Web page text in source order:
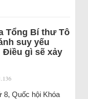
Tổng Bí thư Tô
suy yếu
Điều gì sẽ xảy
8, Quốc hội Khóa